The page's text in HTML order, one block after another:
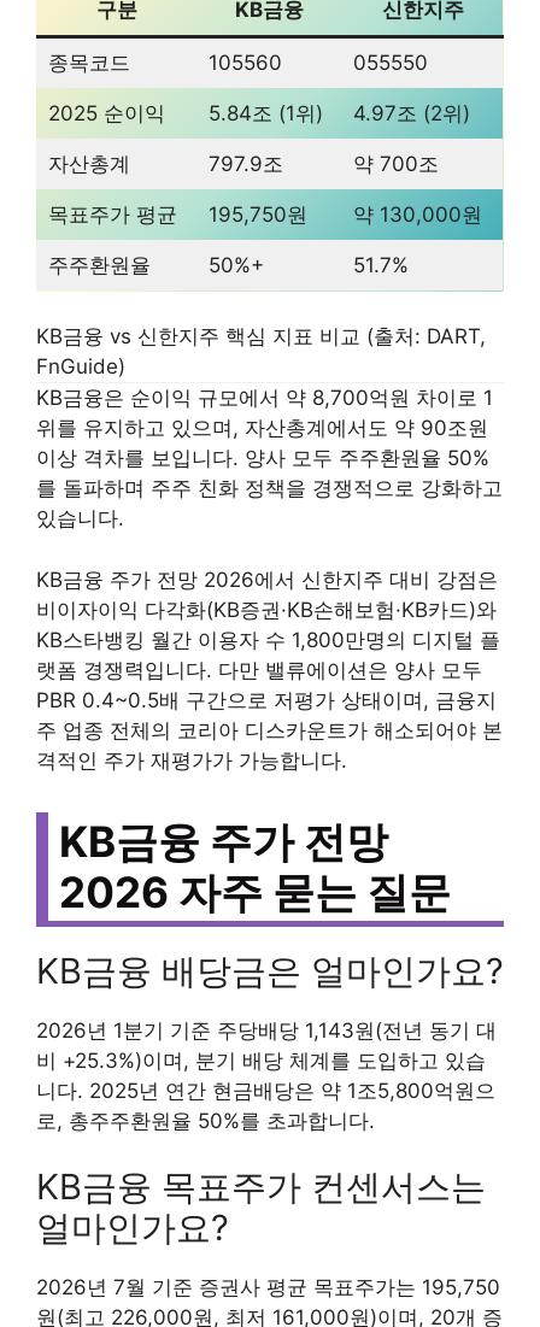
구분 KB금융 신한지주
종목코드 105560 055550
2025 순이익 5.84조 (1위) 4.97조 (2위)
자산총계 797.9조 약 700조
목표주가 평균 195,750원 약 130,000원
주주환원율 50%+ 51.7%
KB금융 vs 신한지주 핵심 지표 비교 (출처: DART,
FnGuide)
KB금융은 순이익 규모에서 약 8,700억원 차이로 1
위를 유지하고 있으며, 자산총계에서도 약 90조원
이상 격차를 보입니다. 양사 모두 주주환원율 50%
를 돌파하며 주주 친화 정책을 경쟁적으로 강화하고
있습니다.
KB금융 주가 전망 2026에서 신한지주 대비 강점은
비이자이익 다각화(KB증권·KB손해보험·KB카드)와
KB스타뱅킹 월간 이용자 수 1,800만명의 디지털 플
랫폼 경쟁력입니다. 다만 밸류에이션은 양사 모두
PBR 0.4~0.5배 구간으로 저평가 상태이며, 금융지
주 업종 전체의 코리아 디스카운트가 해소되어야 본
격적인 주가 재평가가 가능합니다.
KB금융 주가 전망
2026 자주 묻는 질문
KB금융 배당금은 얼마인가요?
2026년 1분기 기준 주당배당 1,143원(전년 동기 대
비 +25.3%)이며, 분기 배당 체계를 도입하고 있습
니다. 2025년 연간 현금배당은 약 1조5,800억원으
로, 총주주환원율 50%를 초과합니다.
KB금융 목표주가 컨센서스는
얼마인가요?
2026년 7월 기준 증권사 평균 목표주가는 195,750
원(최고 226,000원, 최저 161,000원)이며, 20개 증